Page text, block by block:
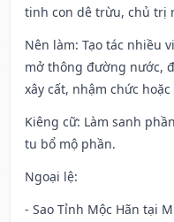
tinh con dê trừu, chủ trị
Nên làm: Tạo tác nhiều
mở thông đường nước,
xây cất, nhậm chức
Kiêng cữ: Làm sanh
tu bổ mộ phần.
Ngoại lệ:
- Sao Tỉnh Mộc Hãn tại